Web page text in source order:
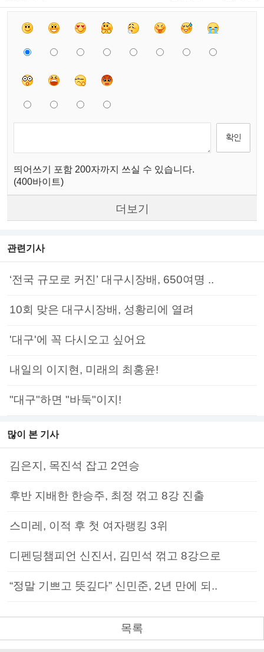
띄어쓰기 포함 200자까지 쓰실 수 있습니다.
(400바이트)
더보기
관련기사
‘전국 규모로 커진’ 대구시장배, 650여명 ..
10회 맞은 대구시장배, 성황리에 열려
'대구'에 꼭 다시오고 싶어요
내일의 이지현, 미래의 최홍윤!
"대구"하면 "바둑"이지!
많이 본 기사
김은지, 목진석 잡고 2연승
후반 지배한 한승주, 최정 꺾고 8강 진출
스미레, 이적 후 첫 여자랭킹 3위
디펜딩챔피언 신진서, 김민석 꺾고 8강으로
“정말 기쁘고 뜻깊다” 신민준, 2년 만에 되..
목록